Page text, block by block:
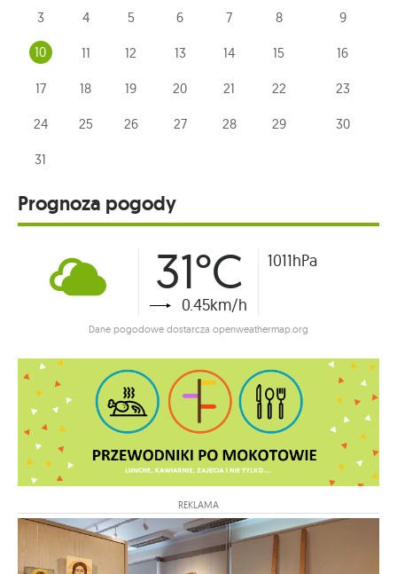
3 4 5 6 7 8 9
10 11 12 13 14 15 16
17 18 19 20 21 22 23
24 25 26 27 28 29 30
31
Prognoza pogody
31°C
0.45km/h
1011hPa
Dane pogodowe dostarcza openweathermap.org
REKLAMA